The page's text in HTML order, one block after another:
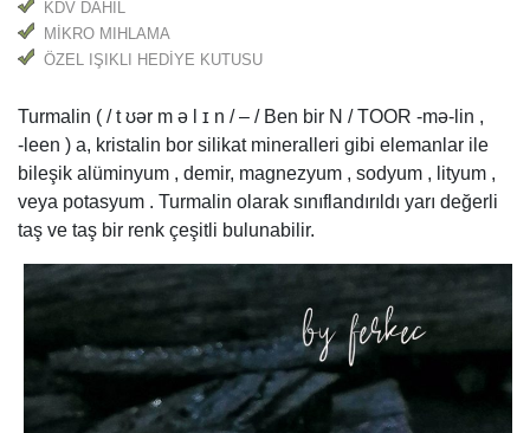
KDV DAHİL
MİKRO MIHLAMA
ÖZEL IŞIKLI HEDİYE KUTUSU
Turmalin ( / t ʊər m ə l ɪ n / – / Ben bir N / TOOR -mə-lin ,
-⁠leen ) a, kristalin bor silikat mineralleri gibi elemanlar ile
bileşik alüminyum , demir, magnezyum , sodyum , lityum ,
veya potasyum . Turmalin olarak sınıflandırıldı yarı değerli
taş ve taş bir renk çeşitli bulunabilir.